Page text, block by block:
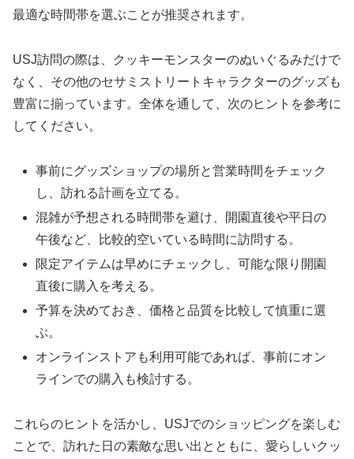
最適な時間帯を選ぶことが推奨されます。
USJ訪問の際は、クッキーモンスターのぬいぐるみだけで
なく、その他のセサミストリートキャラクターのグッズも
豊富に揃っています。全体を通して、次のヒントを参考に
してください。
事前にグッズショップの場所と営業時間をチェック
し、訪れる計画を立てる。
混雑が予想される時間帯を避け、開園直後や平日の
午後など、比較的空いている時間に訪問する。
限定アイテムは早めにチェックし、可能な限り開園
直後に購入を考える。
予算を決めておき、価格と品質を比較して慎重に選
ぶ。
オンラインストアも利用可能であれば、事前にオン
ラインでの購入も検討する。
これらのヒントを活かし、USJでのショッピングを楽しむ
ことで、訪れた日の素敵な思い出とともに、愛らしいクッ